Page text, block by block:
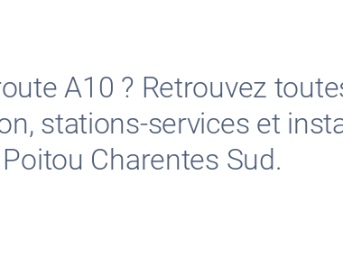
A10 ? Retrouvez
stations-services et
Charentes Sud.